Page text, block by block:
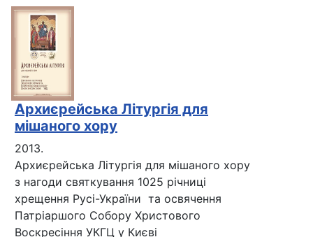
Архиєрейська Літургія для
мішаного хору
2013.
Архиєрейська Літургія для мішаного хору
з нагоди святкування 1025 річниці
хрещення Русі-України та освячення
Патріаршого Собору Христового
Воскресіння УКГЦ у Києві